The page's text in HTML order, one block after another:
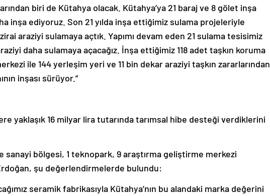
biri de Kütahya olacak. Kütahya’ya 21 baraj ve 8 gölet inşa
inşa ediyoruz. Son 21 yılda inşa ettiğimiz sulama projeleriyle
araziyi sulamaya açtık. Yapımı devam eden 21 sulama tesisimiz
daha sulamaya açacağız. İnşa ettiğimiz 118 adet taşkın koruma
ile 144 yerleşim yeri ve 11 bin dekar araziyi taşkın zararlarından
inşası sürüyor.”
yaklaşık 16 milyar lira tutarında tarımsal hibe desteği verdiklerini
sanayi bölgesi, 1 teknopark, 9 araştırma geliştirme merkezi
şu değerlendirmelerde bulundu:
seramik fabrikasıyla Kütahya’nın bu alandaki marka değerini